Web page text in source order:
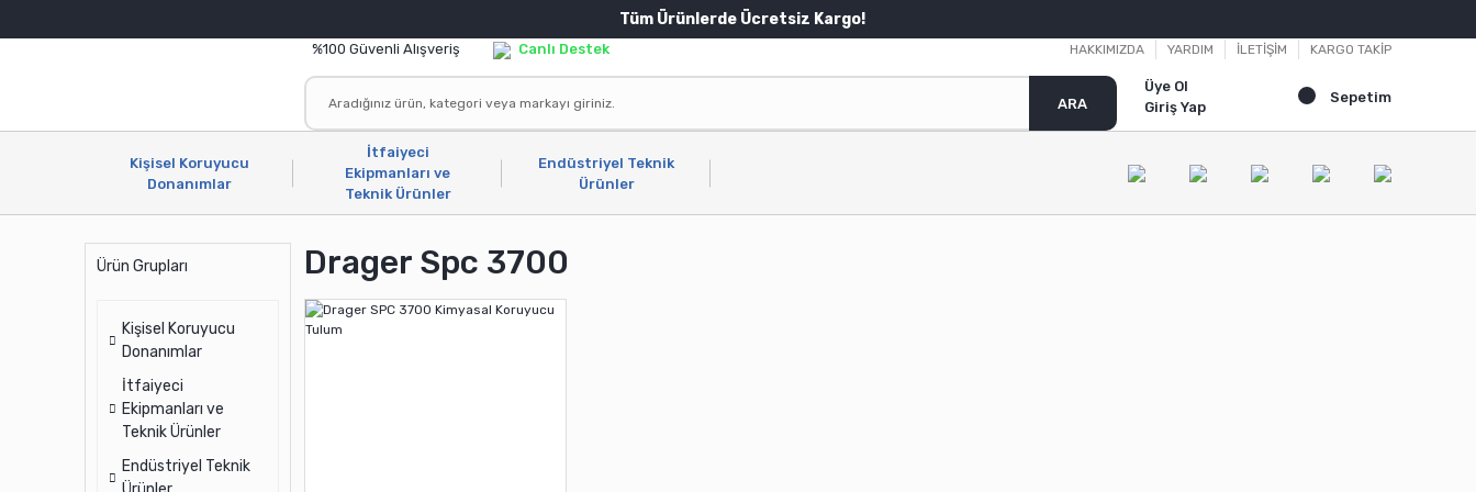
Tüm Ürünlerde Ücretsiz Kargo!
%100 Güvenli Alışveriş Canlı Destek HAKKIMIZDA YARDIM İLETİŞİM KARGO TAKİP
ARA
Üye Ol
Giriş Yap
Sepetim
Kişisel Koruyucu
Donanımlar
İtfaiyeci
Ekipmanları ve
Teknik Ürünler
Endüstriyel Teknik
Ürünler
Ürün Grupları
Kişisel Koruyucu
Donanımlar
İtfaiyeci
Ekipmanları ve
Teknik Ürünler
Endüstriyel Teknik
Drager Spc 3700